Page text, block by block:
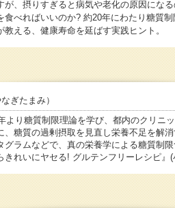
が、摂りすぎると病気や老化の原因にな
食べればいいのか? 約20年にわたり糖質
教える、健康寿命を延ばす実践ヒント。
なぎたまみ）
より糖質制限理論を学び、都内のクリニ
、糖質の過剰摂取を見直し栄養不足を解
グラムなどで、真の栄養学による糖質制
きれいにヤセる! グルテンフリーレシピ』(